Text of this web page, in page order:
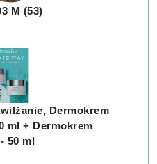
M (53)
Dermokrem
ml + Dermokrem
50 ml